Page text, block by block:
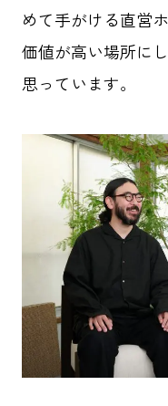
めて手がける直営
価値が高い場所に
思っています。